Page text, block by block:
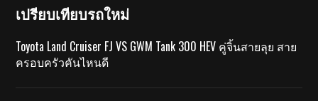
เปรียบเทียบรถใหม่
Toyota Land Cruiser FJ VS GWM Tank 300 HEV คู่จิ้นสายลุย สาย
ครอบครัวคันไหนดี